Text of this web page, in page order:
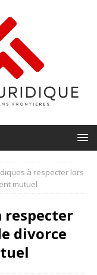
à respecter lors
mutuel
respecter
divorce